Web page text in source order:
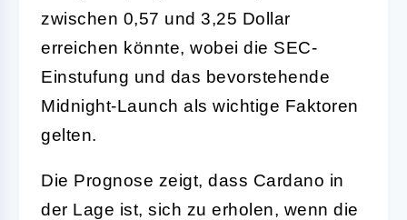
zwischen 0,57 und 3,25 Dollar
erreichen könnte, wobei die SEC-
Einstufung und das bevorstehende
Midnight-Launch als wichtige Faktoren
gelten.
Die Prognose zeigt, dass Cardano in
der Lage ist, sich zu erholen, wenn die